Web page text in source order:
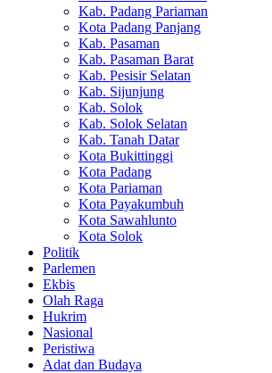
Kab. Padang Pariaman
Kota Padang Panjang
Kab. Pasaman
Kab. Pasaman Barat
Kab. Pesisir Selatan
Kab. Sijunjung
Kab. Solok
Kab. Solok Selatan
Kab. Tanah Datar
Kota Bukittinggi
Kota Padang
Kota Pariaman
Kota Payakumbuh
Kota Sawahlunto
Kota Solok
Politik
Parlemen
Ekbis
Olah Raga
Hukrim
Nasional
Peristiwa
Adat dan Budaya